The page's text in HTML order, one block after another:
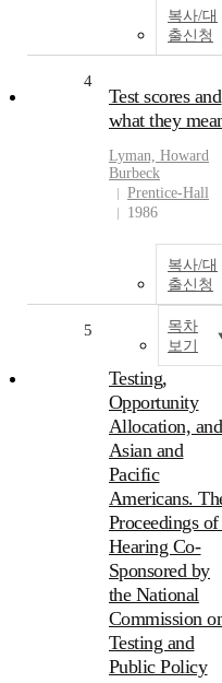
복사/대
출신청
4
Test scores and
what they
Lyman, Howard
Burbeck
Prentice-Hall
1986
복사/대
출신청
목차
보기
5
Testing,
Opportunity
Allocation, and
Asian and
Pacific
Americans.
Proceedings of
Hearing Co-
Sponsored by
the National
Commission
Testing and
Public Policy